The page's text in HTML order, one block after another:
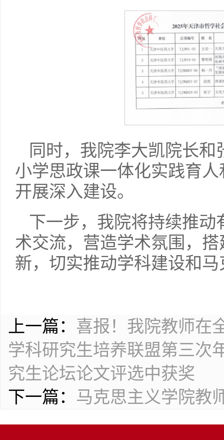
同时，我院李大凯院长
小学思政课一体化实践育
开展深入建设。
下一步，我院将持续推
术交流，营造学术氛围，
新，切实推动学科建设和
上一篇： 喜报！我院教师在
学科研究生培养联盟第三次
究生论坛论文评选中获奖
下一篇： 马克思主义学院教